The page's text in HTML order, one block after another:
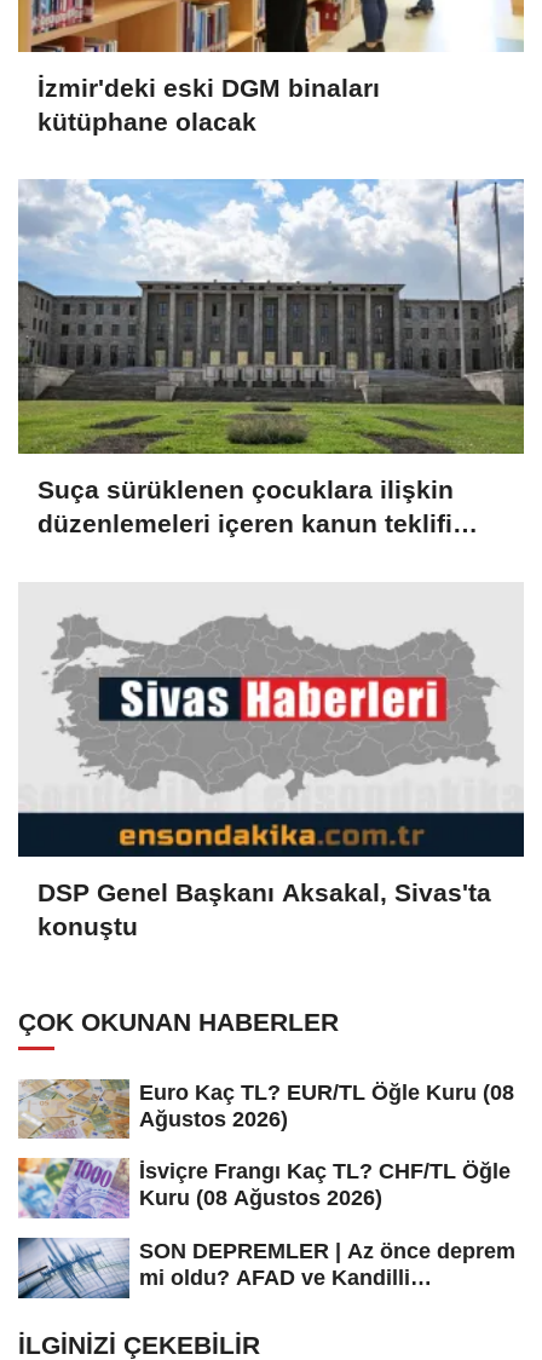
İzmir'deki eski DGM binaları
kütüphane olacak
Suça sürüklenen çocuklara ilişkin
düzenlemeleri içeren kanun teklifi
(2)
DSP Genel Başkanı Aksakal, Sivas'ta
konuştu
ÇOK OKUNAN HABERLER
Euro Kaç TL? EUR/TL Öğle Kuru (08
Ağustos 2026)
İsviçre Frangı Kaç TL? CHF/TL Öğle
Kuru (08 Ağustos 2026)
SON DEPREMLER | Az önce deprem
mi oldu? AFAD ve Kandilli
İLGINIZI ÇEKEBILIR